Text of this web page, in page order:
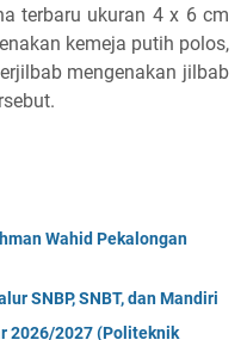
terbaru ukuran 4 x 6 cm
kemeja putih polos,
mengenakan jilbab
Wahid Pekalongan
SNBP, SNBT, dan Mandiri
2026/2027 (Politeknik